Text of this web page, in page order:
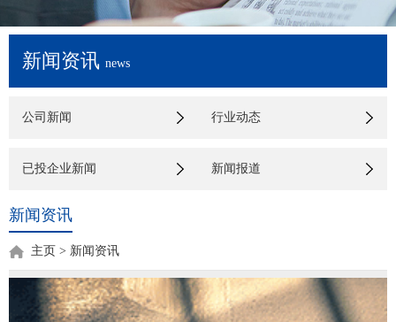
新闻资讯 news
公司新闻 行业动态
已投企业新闻 新闻报道
新闻资讯
主页 > 新闻资讯